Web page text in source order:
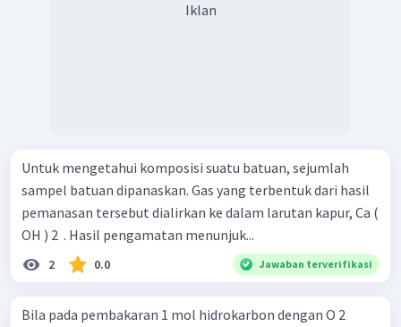
Iklan
Untuk mengetahui komposisi suatu batuan, sejumlah
sampel batuan dipanaskan. Gas yang terbentuk dari hasil
pemanasan tersebut dialirkan ke dalam larutan kapur, Ca (
OH ) 2 ​ . Hasil pengamatan menunjuk...
2 0.0 Jawaban terverifikasi
Bila pada pembakaran 1 mol hidrokarbon dengan O 2 ​